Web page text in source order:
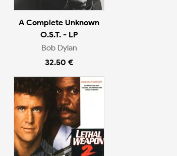
A Complete Unknown
O.S.T. - LP
Bob Dylan
32.50 €